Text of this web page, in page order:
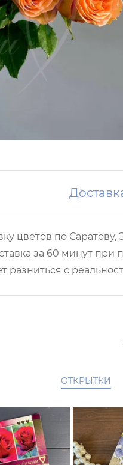
цветов по Саратову,
за 60 минут при
разниться с
ОТКРЫТКИ